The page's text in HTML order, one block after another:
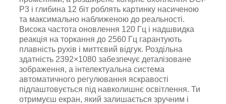
P3 і глибина 12 біт роблять картинку насиченою
та максимально наближеною до реальності.
Висока частота оновлення 120 Гц і надшвидка
реакція на торкання до 2560 Гц гарантують
плавність рухів і миттєвий відгук. Роздільна
здатність 2392×1080 забезпечує деталізоване
зображення, а інтелектуальна система
автоматичного регулювання яскравості
підлаштовується під навколишнє освітлення. Ти
отримуєш екран, який залишається зручним і